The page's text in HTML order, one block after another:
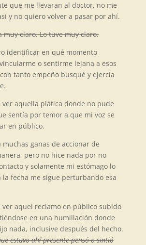
que me llevaran al doctor, no me
y no quiero volver a pasar por ahí.
muy claro. Lo tuve muy claro.
identificar en qué momento
o sentirme lejana a esos
tanto empeño busqué y ejercía
ver aquella plática donde no pude
sentía por temor a que mi voz se
en público.
muchas ganas de accionar de
pero no hice nada por no
y solamente mi estómago lo
la fecha me sigue perturbando esa
ver aquel reclamo en público subido
en una humillación donde
nada, inclusive después del hecho.
estuvo ahí presente pensó o sintió